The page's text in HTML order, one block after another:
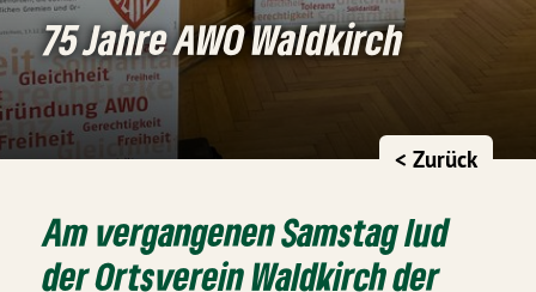
75 Jahre AWO Waldkirch
< Zurück
Am vergangenen Samstag lud
der Ortsverein Waldkirch der